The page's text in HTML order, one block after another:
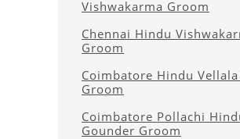
Vishwakarma Groom
Chennai Hindu
Groom
Coimbatore Hindu
Groom
Coimbatore Pollachi
Gounder Groom